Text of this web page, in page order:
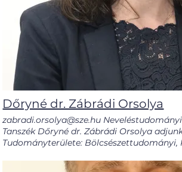
Dőryné dr. Zábrádi Orsolya
zabradi.orsolya@sze.hu
Tanszék Dőryné dr. Zábrádi Orsolya
Tudományterülete: Bölcsészettudományi,
Orsolya a Neveléstudományi és